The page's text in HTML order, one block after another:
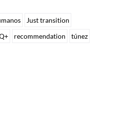
Just transition
recommendation túnez